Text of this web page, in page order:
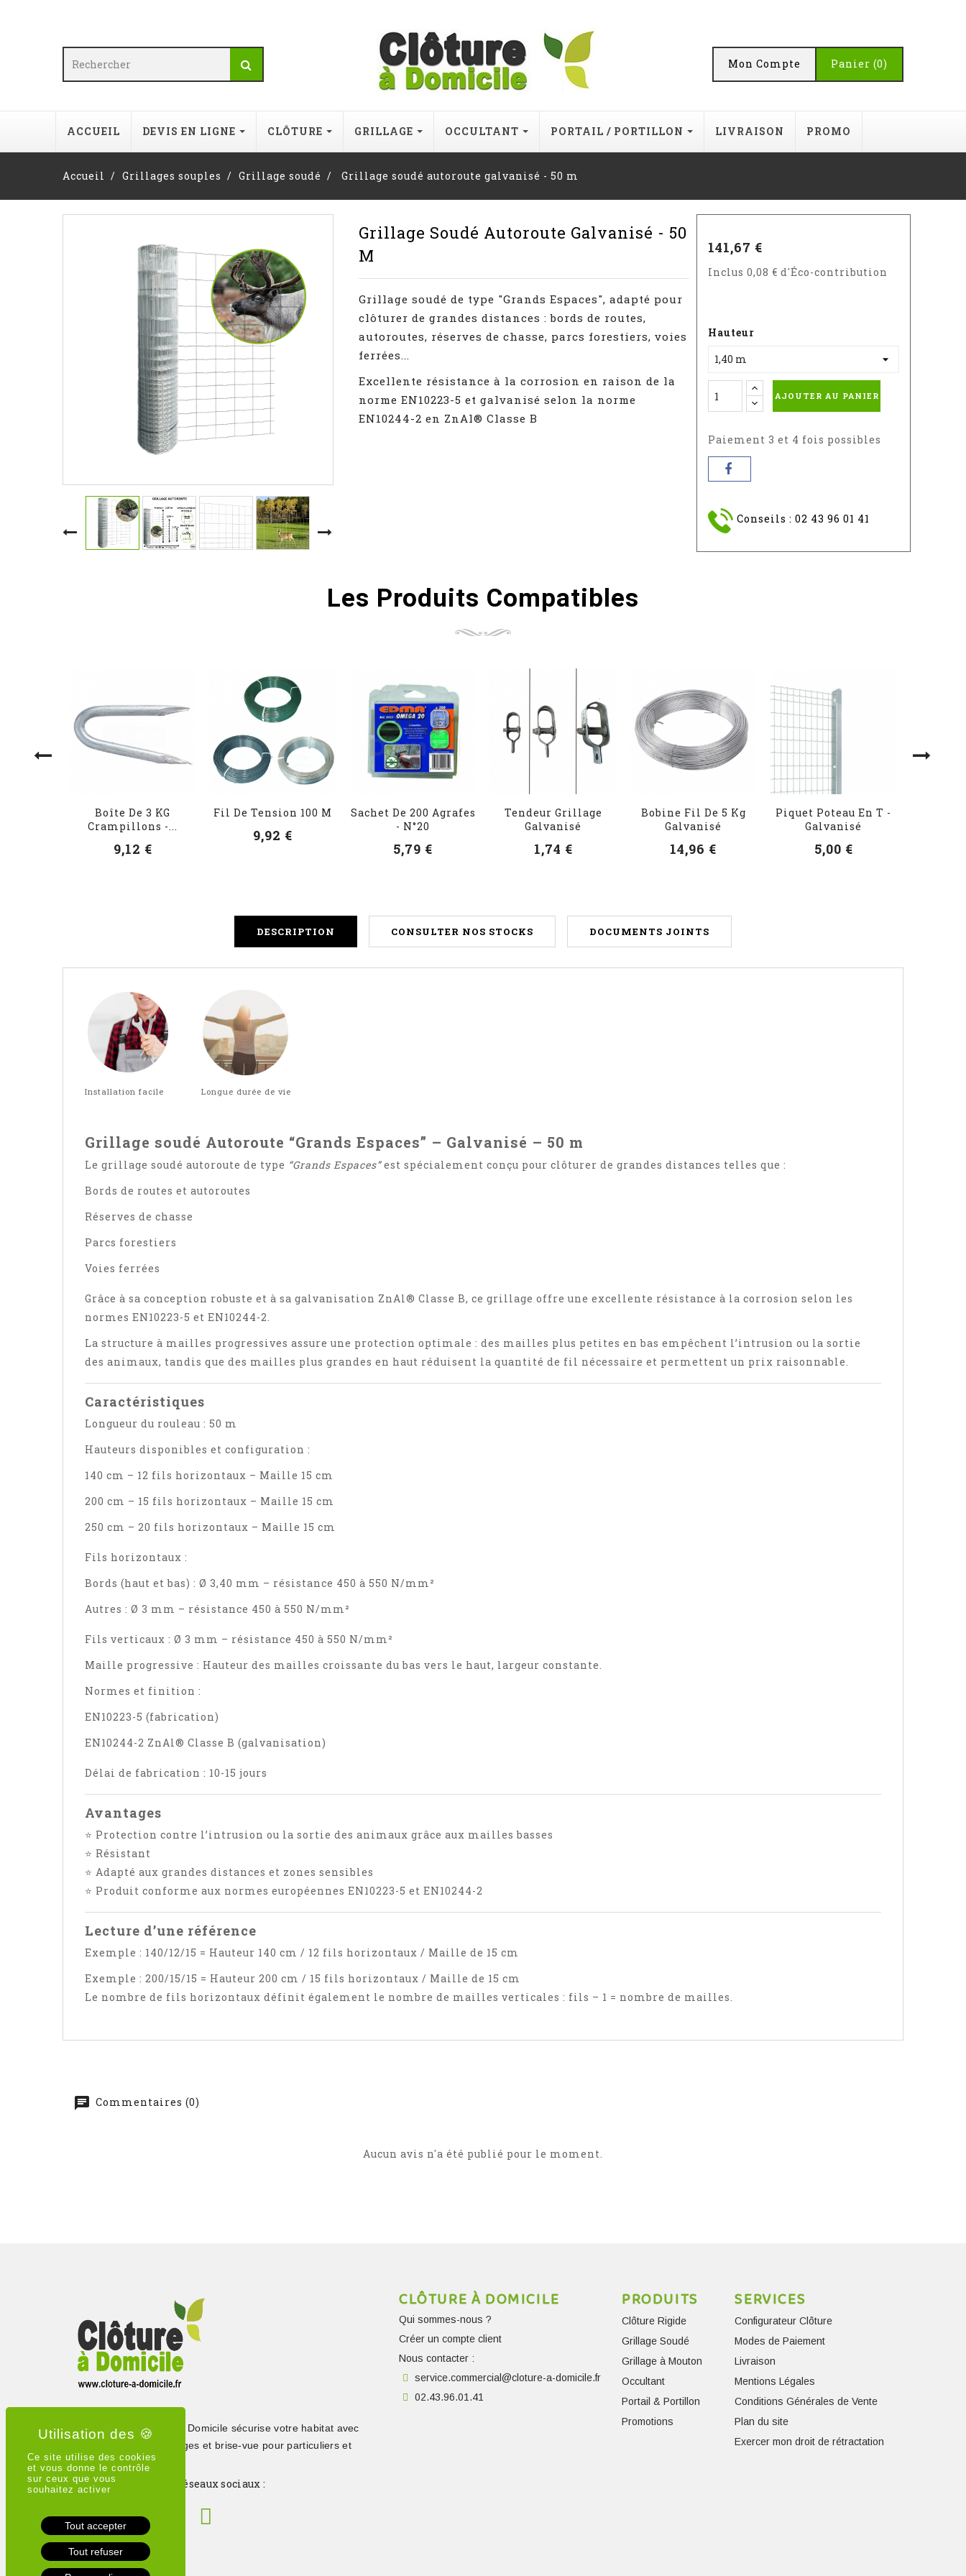
Panier (0)
Mon Compte
ACCUEIL DEVIS EN LIGNE CLÔTURE GRILLAGE OCCULTANT PORTAIL / PORTILLON LIVRAISON PROMO
Accueil Grillages souples Grillage soudé Grillage soudé autoroute galvanisé - 50 m
Grillage Soudé Autoroute Galvanisé - 50
M
Grillage soudé de type "Grands Espaces", adapté pour
clôturer de grandes distances : bords de routes,
autoroutes, réserves de chasse, parcs forestiers, voies
ferrées...
Excellente résistance à la corrosion en raison de la
norme EN10223-5 et galvanisé selon la norme
EN10244-2 en ZnAl® Classe B
141,67 €
Inclus 0,08 € d'Éco-contribution
Hauteur
AJOUTER AU PANIER
Paiement 3 et 4 fois possibles
Conseils : 02 43 96 01 41
Les Produits Compatibles
Boîte De 3 KG
Crampillons -...
9,12 €
Fil De Tension 100 M
9,92 €
Sachet De 200 Agrafes
- N°20
5,79 €
Tendeur Grillage
Galvanisé
1,74 €
Bobine Fil De 5 Kg
Galvanisé
14,96 €
Piquet Poteau En T -
Galvanisé
5,00 €
DESCRIPTION CONSULTER NOS STOCKS DOCUMENTS JOINTS
Installation facile Longue durée de vie
Grillage soudé Autoroute “Grands Espaces” – Galvanisé – 50 m
Le grillage soudé autoroute de type “Grands Espaces”est spécialement conçu pour clôturer de grandes distances telles que :
Bords de routes et autoroutes
Réserves de chasse
Parcs forestiers
Voies ferrées
Grâce à sa conception robuste et à sa galvanisation ZnAl® Classe B, ce grillage offre une excellente résistance à la corrosion selon les
normes EN10223-5 et EN10244-2.
La structure à mailles progressives assure une protection optimale : des mailles plus petites en bas empêchent l’intrusion ou la sortie
des animaux, tandis que des mailles plus grandes en haut réduisent la quantité de fil nécessaire et permettent un prix raisonnable.
Caractéristiques
Longueur du rouleau : 50 m
Hauteurs disponibles et configuration :
140 cm – 12 fils horizontaux – Maille 15 cm
200 cm – 15 fils horizontaux – Maille 15 cm
250 cm – 20 fils horizontaux – Maille 15 cm
Fils horizontaux :
Bords (haut et bas) : Ø 3,40 mm – résistance 450 à 550 N/mm²
Autres : Ø 3 mm – résistance 450 à 550 N/mm²
Fils verticaux : Ø 3 mm – résistance 450 à 550 N/mm²
Maille progressive : Hauteur des mailles croissante du bas vers le haut, largeur constante.
Normes et finition :
EN10223-5 (fabrication)
EN10244-2 ZnAl® Classe B (galvanisation)
Délai de fabrication : 10-15 jours
Avantages
⭐ Protection contre l’intrusion ou la sortie des animaux grâce aux mailles basses
⭐ Résistant
⭐ Adapté aux grandes distances et zones sensibles
⭐ Produit conforme aux normes européennes EN10223-5 et EN10244-2
Lecture d’une référence
Exemple : 140/12/15 = Hauteur 140 cm / 12 fils horizontaux / Maille de 15 cm
Exemple : 200/15/15 = Hauteur 200 cm / 15 fils horizontaux / Maille de 15 cm
Le nombre de fils horizontaux définit également le nombre de mailles verticales : fils – 1 = nombre de mailles.
Commentaires (0)
Aucun avis n'a été publié pour le moment.
Depuis 2015, Clôture à Domicile sécurise votre habitat avec
clôtures, portails, grillages et brise-vue pour particuliers et
professionnels
Suivez-nous sur les réseaux sociaux :
CLÔTURE À DOMICILE
Qui sommes-nous ?
Créer un compte client
Nous contacter :
service.commercial@cloture-a-domicile.fr
02.43.96.01.41
PRODUITS
Clôture Rigide
Grillage Soudé
Grillage à Mouton
Occultant
Portail & Portillon
Promotions
SERVICES
Configurateur Clôture
Modes de Paiement
Livraison
Mentions Légales
Conditions Générales de Vente
Plan du site
Exercer mon droit de rétractation
Ce site utilise des cookies
et vous donne le contrôle
sur ceux que vous
souhaitez activer
Tout accepter
Tout refuser